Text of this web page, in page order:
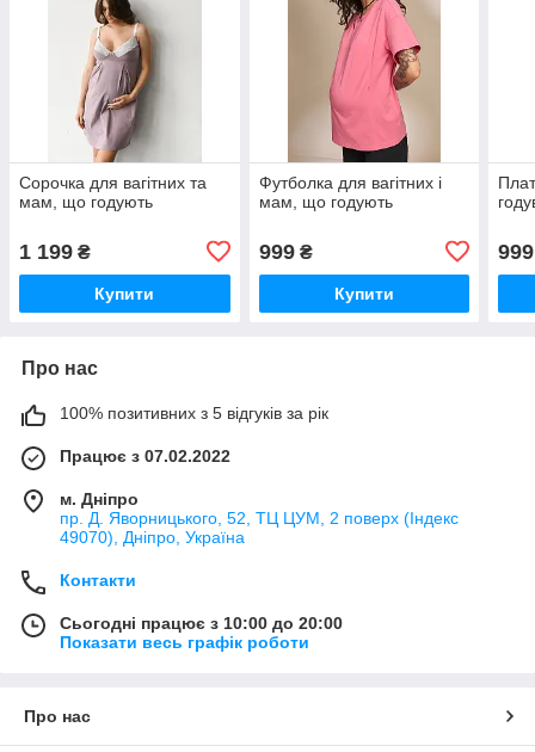
Сорочка для вагітних та
мам, що годують
1 199 ₴
Купити
Футболка для вагітних і
мам, що годують
999₴
Купити
999
Про нас
100% позитивних з 5 відгуків за рік
Працює з 07.02.2022
м. Дніпро
пр. Д. Яворницького, 52, ТЦ ЦУМ, 2 поверх (Індекс
49070), Дніпро, Україна
Контакти
Сьогодні працює з 10:00 до 20:00
Показати весь графік роботи
Про нас